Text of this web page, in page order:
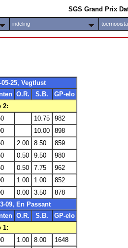
SGS Grand Prix
indeling
05-25, Vegtlust
O.R. S.B.
GP-elo
2:
10.75
982
10.00
898
2.00 8.50
859
0.50 9.50
980
0.50 7.75
962
1.00 1.00
852
0.00 3.50
878
09, En Passant
O.R. S.B.
GP-elo
1:
1.00 8.00
1648